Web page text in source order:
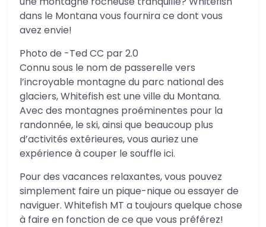
dans le Montana vous fournira ce dont vous
avez envie!
Photo de -Ted CC par 2.0
Connu sous le nom de passerelle vers
l’incroyable montagne du parc national des
glaciers, Whitefish est une ville du Montana.
Avec des montagnes proéminentes pour la
randonnée, le ski, ainsi que beaucoup plus
d’activités extérieures, vous auriez une
expérience à couper le souffle ici.
Pour des vacances relaxantes, vous pouvez
simplement faire un pique-nique ou essayer de
naviguer. Whitefish MT a toujours quelque chose
à faire en fonction de ce que vous préférez!